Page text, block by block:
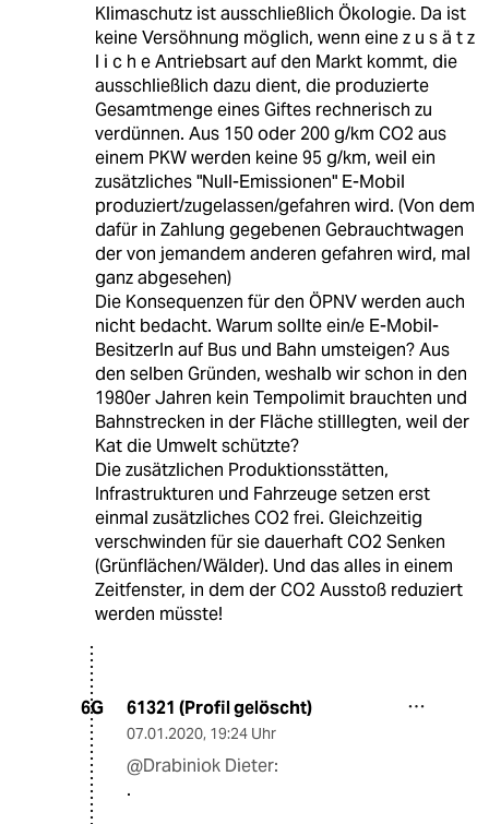
Klimaschutz ist ausschließlich Ökologie. Da ist
keine Versöhnung möglich, wenn eine z u s ä t z
l i c h e Antriebsart auf den Markt kommt, die
ausschließlich dazu dient, die produzierte
Gesamtmenge eines Giftes rechnerisch zu
verdünnen. Aus 150 oder 200 g/km CO2 aus
einem PKW werden keine 95 g/km, weil ein
zusätzliches "Null-Emissionen" E-Mobil
produziert/zugelassen/gefahren wird. (Von dem
dafür in Zahlung gegebenen Gebrauchtwagen
der von jemandem anderen gefahren wird, mal
ganz abgesehen)
Die Konsequenzen für den ÖPNV werden auch
nicht bedacht. Warum sollte ein/e E-Mobil-
BesitzerIn auf Bus und Bahn umsteigen? Aus
den selben Gründen, weshalb wir schon in den
1980er Jahren kein Tempolimit brauchten und
Bahnstrecken in der Fläche stilllegten, weil der
Kat die Umwelt schützte?
Die zusätzlichen Produktionsstätten,
Infrastrukturen und Fahrzeuge setzen erst
einmal zusätzliches CO2 frei. Gleichzeitig
verschwinden für sie dauerhaft CO2 Senken
(Grünflächen/Wälder). Und das alles in einem
Zeitfenster, in dem der CO2 Ausstoß reduziert
werden müsste!
6G 61321 (Profil gelöscht)
07.01.2020, 19:24 Uhr
@Drabiniok Dieter:
.